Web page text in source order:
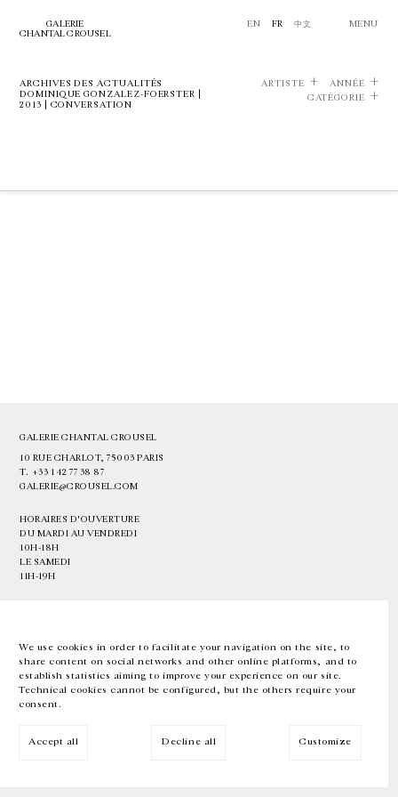
We use cookies in order to facilitate your navigation on the site, to
share content on social networks and other online platforms, and to
establish statistics aiming to improve your experience on our site.
Technical cookies cannot be configured, but the others require your
consent.
Accept all Decline all Customize
GALERIE
CHANTAL CROUSEL
EN FR 中文 MENU
ARCHIVES DES ACTUALITÉS
DOMINIQUE GONZALEZ-FOERSTER |
2013 | CONVERSATION
ARTISTE
ANNÉE
CATÉGORIE
GALERIE CHANTAL CROUSEL
10 RUE CHARLOT, 75003 PARIS
T. +33 1 42 77 38 87
GALERIE@CROUSEL.COM
HORAIRES D'OUVERTURE
DU MARDI AU VENDREDI
10H-18H
LE SAMEDI
11H-19H
EN FR 中文 Facebook Instagram
Inscrivez-vous à notre newsletter